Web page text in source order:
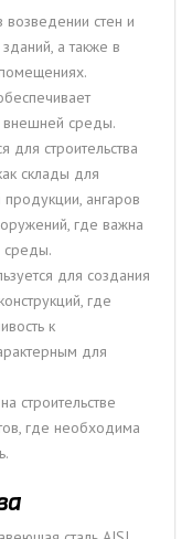
возведении стен и
а также в
среды.
для строительства
склады для
продукции, ангаров
где важна
среды.
для создания
где
к
для
строительстве
где необходима